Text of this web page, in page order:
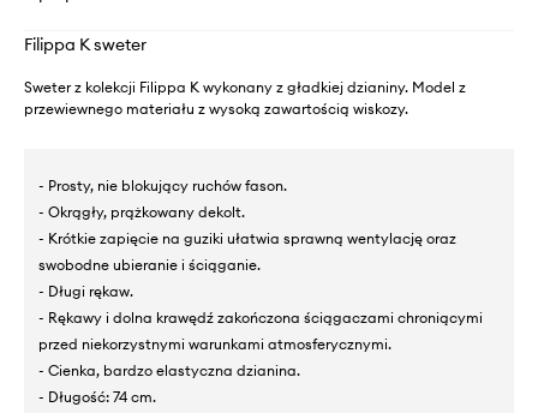
Filippa K sweter
Sweter z kolekcji Filippa K wykonany z gładkiej dzianiny. Model z
przewiewnego materiału z wysoką zawartością wiskozy.
- Prosty, nie blokujący ruchów fason.
- Okrągły, prążkowany dekolt.
- Krótkie zapięcie na guziki ułatwia sprawną wentylację oraz
swobodne ubieranie i ściąganie.
- Długi rękaw.
- Rękawy i dolna krawędź zakończona ściągaczami chroniącymi
przed niekorzystnymi warunkami atmosferycznymi.
- Cienka, bardzo elastyczna dzianina.
- Długość: 74 cm.